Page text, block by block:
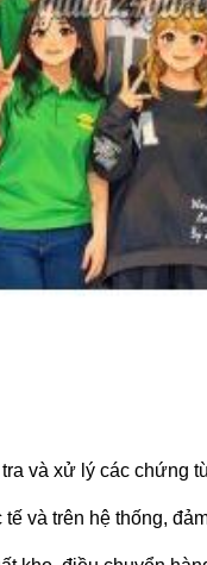
tra và xử lý các
và trên hệ thống,